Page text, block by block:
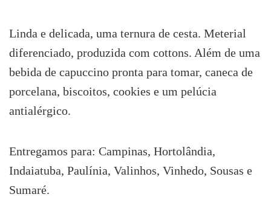
era:
R$160.70.
é:
Linda e delicada, uma ternura de cesta. Meterial
diferenciado, produzida com cottons. Além de uma
bebida de capuccino pronta para tomar, caneca de
porcelana, biscoitos, cookies e um pelúcia
antialérgico.
Entregamos para: Campinas, Hortolândia,
Indaiatuba, Paulínia, Valinhos, Vinhedo, Sousas e
Sumaré.